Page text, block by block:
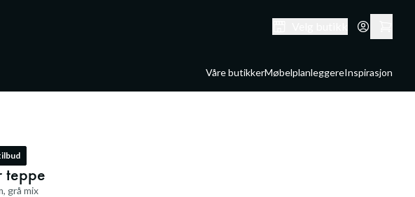
Våre butikkerMøbelplanleggereInspirasjon
teppe
grå mix